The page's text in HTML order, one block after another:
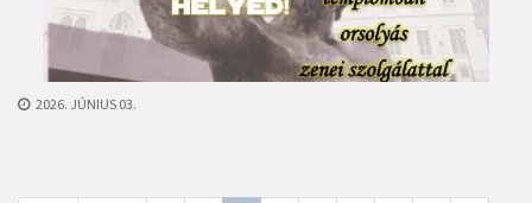
2026. JÚNIUS 03.